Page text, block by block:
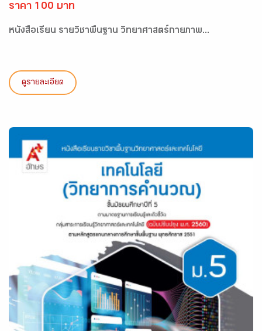
ราคา 100 บาท
หนังสือเรียน รายวิชาพื้นฐาน วิทยาศาสตร์กายภาพ...
ดูรายละเอียด